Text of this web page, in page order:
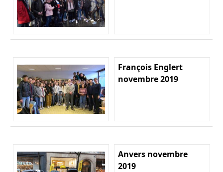
François Englert
novembre 2019
Anvers novembre
2019